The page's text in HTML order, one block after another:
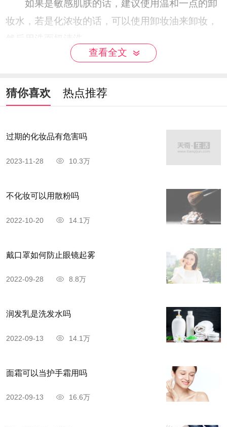
如果是敏感肌肤的话，建议使用温和一点的卸
妆水，若是化浓妆的话，可以使用卸妆油来卸妆，
气垫bb霜讲究的是裸妆效果，因此粉质大都比
较轻盈不厚重，在选择卸妆产品时，也不需要选择
种卸妆产品的清洁力度适中，对皮肤造成的刺激较
小，用来卸除眼周肌肤的妆容都非常合适。
查看全文
猜你喜欢 热点推荐
过期的化妆品有危害吗
2023-11-28 10.3万
不化妆可以用散粉吗
2022-10-20 14.1万
戴口罩如何防止眼镜起雾
2022-09-28 8.8万
润发乳是洗发水吗
2022-09-13 14.1万
面霜可以当护手霜用吗
2022-09-13 16.6万